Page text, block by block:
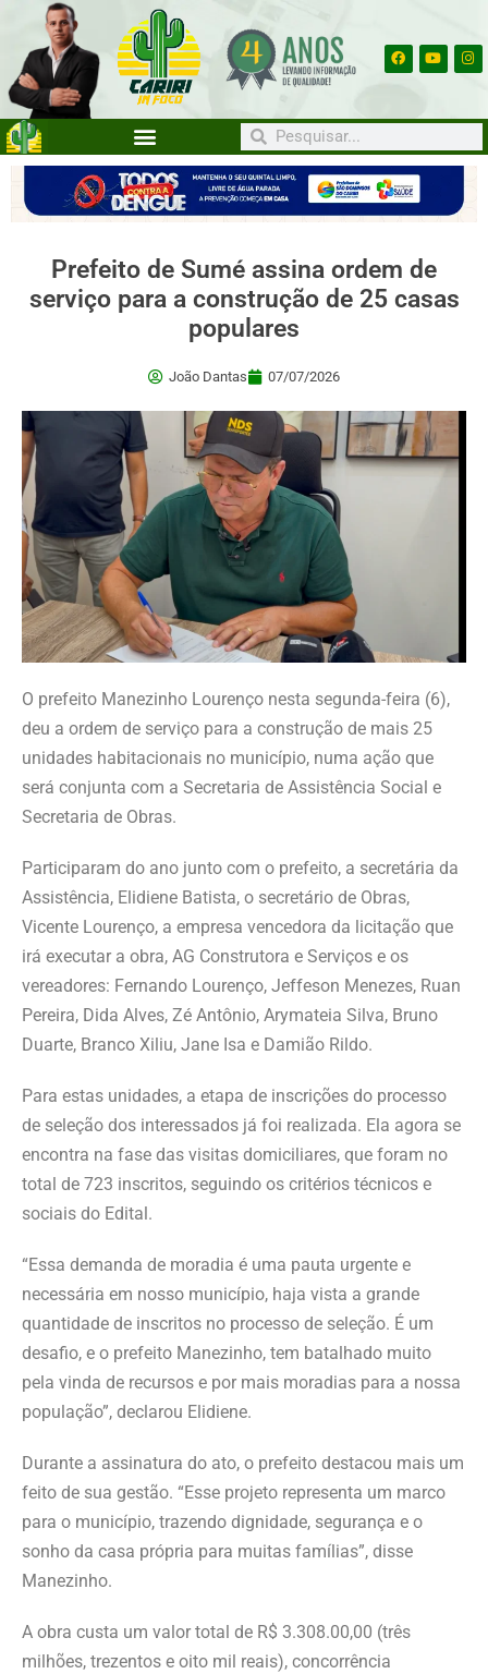
Prefeito de Sumé assina ordem de
serviço para a construção de 25 casas
populares
João Dantas 07/07/2026
O prefeito Manezinho Lourenço nesta segunda-feira (6),
deu a ordem de serviço para a construção de mais 25
unidades habitacionais no município, numa ação que
será conjunta com a Secretaria de Assistência Social e
Secretaria de Obras.
Participaram do ano junto com o prefeito, a secretária da
Assistência, Elidiene Batista, o secretário de Obras,
Vicente Lourenço, a empresa vencedora da licitação que
irá executar a obra, AG Construtora e Serviços e os
vereadores: Fernando Lourenço, Jeffeson Menezes, Ruan
Pereira, Dida Alves, Zé Antônio, Arymateia Silva, Bruno
Duarte, Branco Xiliu, Jane Isa e Damião Rildo.
Para estas unidades, a etapa de inscrições do processo
de seleção dos interessados já foi realizada. Ela agora se
encontra na fase das visitas domiciliares, que foram no
total de 723 inscritos, seguindo os critérios técnicos e
sociais do Edital.
“Essa demanda de moradia é uma pauta urgente e
necessária em nosso município, haja vista a grande
quantidade de inscritos no processo de seleção. É um
desafio, e o prefeito Manezinho, tem batalhado muito
pela vinda de recursos e por mais moradias para a nossa
população”, declarou Elidiene.
Durante a assinatura do ato, o prefeito destacou mais um
feito de sua gestão. “Esse projeto representa um marco
para o município, trazendo dignidade, segurança e o
sonho da casa própria para muitas famílias”, disse
Manezinho.
A obra custa um valor total de R$ 3.308.00,00 (três
milhões, trezentos e oito mil reais), concorrência